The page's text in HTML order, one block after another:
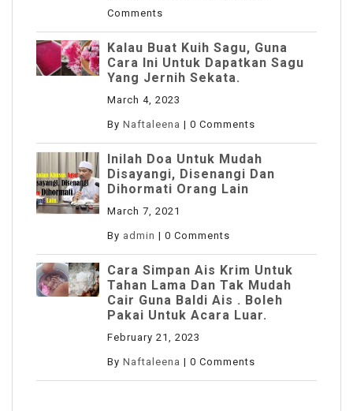
Comments
Kalau Buat Kuih Sagu, Guna
Cara Ini Untuk Dapatkan Sagu
Yang Jernih Sekata.
March 4, 2023
By Naftaleena | 0 Comments
Inilah Doa Untuk Mudah
Disayangi, Disenangi Dan
Dihormati Orang Lain
March 7, 2021
By admin | 0 Comments
Cara Simpan Ais Krim Untuk
Tahan Lama Dan Tak Mudah
Cair Guna Baldi Ais . Boleh
Pakai Untuk Acara Luar.
February 21, 2023
By Naftaleena | 0 Comments